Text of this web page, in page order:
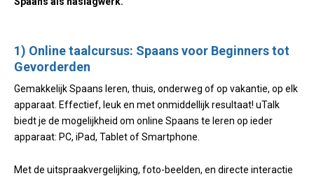
1) Online taalcursus: Spaans voor Beginners tot
Gevorderden
Gemakkelijk Spaans leren, thuis, onderweg of op vakantie, op elk
apparaat. Effectief, leuk en met onmiddellijk resultaat! uTalk
biedt je de mogelijkheid om online Spaans te leren op ieder
apparaat: PC, iPad, Tablet of Smartphone.
Met de uitspraakvergelijking, foto-beelden, en directe interactie